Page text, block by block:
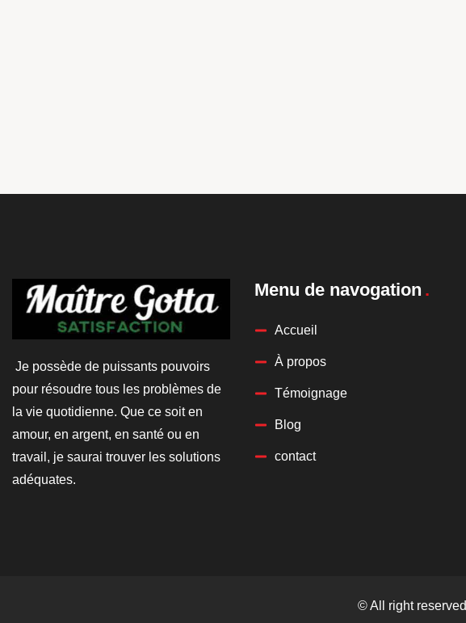
Je possède de puissants pouvoirs
pour résoudre tous les problèmes de
la vie quotidienne. Que ce soit en
amour, en argent, en santé ou en
travail, je saurai trouver les solutions
adéquates.
Menu de navogation
Accueil
À propos
Témoignage
Blog
contact
© All right reserved